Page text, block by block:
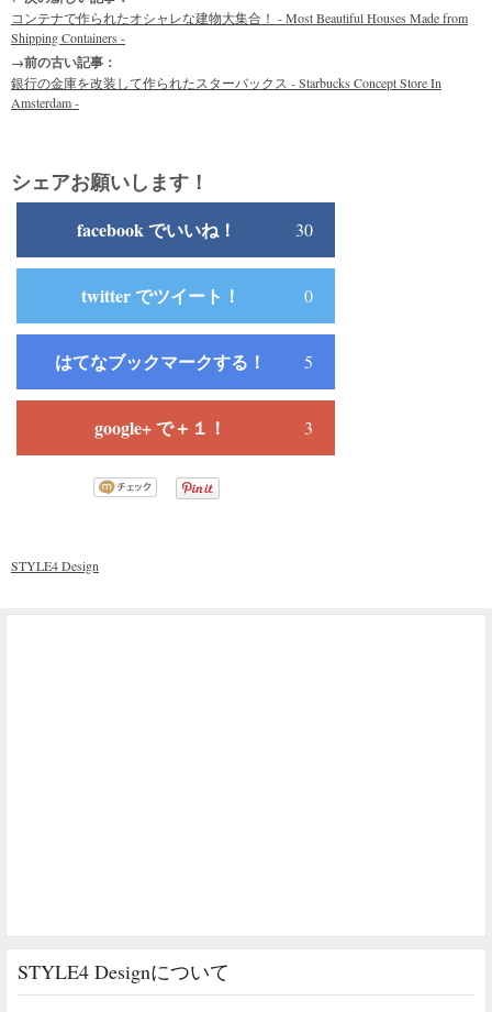
コンテナで作られたオシャレな建物大集合！ - Most Beautiful Houses Made from
Shipping Containers -
→前の古い記事：
銀行の金庫を改装して作られたスターバックス - Starbucks Concept Store In
Amsterdam -
シェアお願いします！
facebook でいいね！ 30
twitter でツイート！ 0
はてなブックマークする！ 5
google+ で＋１！ 3
STYLE4 Design
STYLE4 Designについて